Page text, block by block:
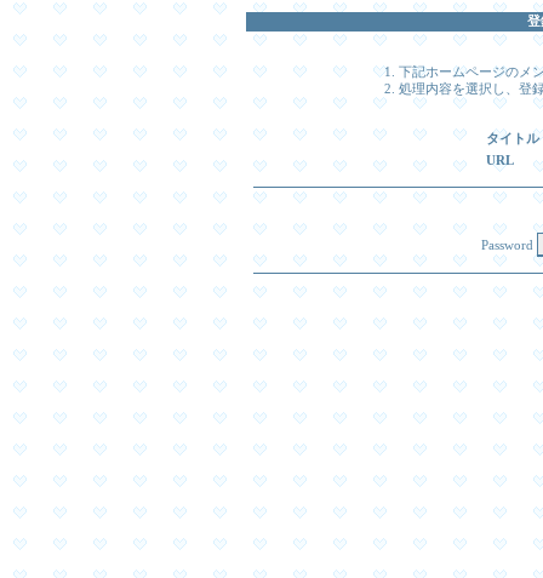
登
下記ホームページのメ
処理内容を選択し、登
タイトル
URL
Password